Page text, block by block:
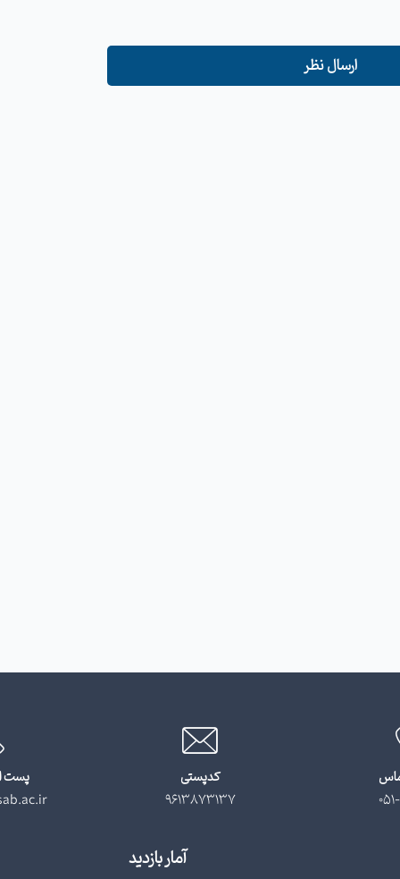
ارسال نظر
کدپستی
9613873137
پست
آمار بازدید